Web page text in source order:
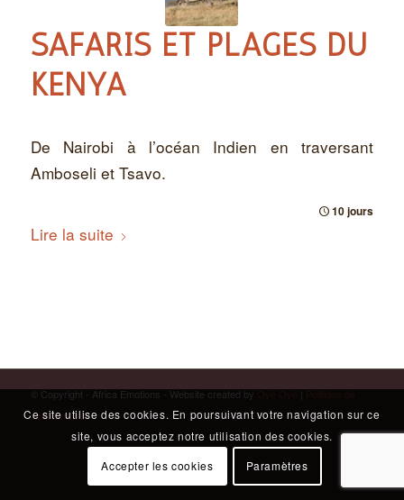
SAFARIS ET PLAGES DU
KENYA
De Nairobi à l’océan Indien en traversant
Amboseli et Tsavo.
10 jours
Lire la suite
© Copyright - Africa Emotions - Website created byOyé Oyé|Politique de
confidentialité
Ce site utilise des cookies. En poursuivant votre navigation sur ce
site, vous acceptez notre utilisation des cookies.
Accepter les cookies
Paramètres